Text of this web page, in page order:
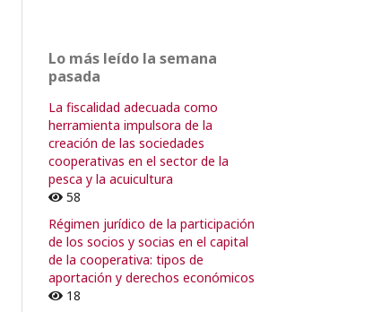
Lo más leído la semana
pasada
La fiscalidad adecuada como
herramienta impulsora de la
creación de las sociedades
cooperativas en el sector de la
pesca y la acuicultura
58
Régimen jurídico de la participación
de los socios y socias en el capital
de la cooperativa: tipos de
aportación y derechos económicos
18